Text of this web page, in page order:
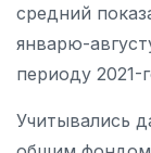
средний
январю-
периоду 2021-
Учитывались